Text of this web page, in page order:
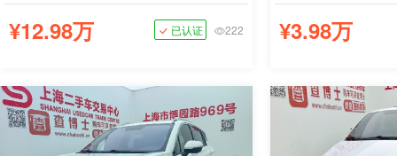
¥12.98万 已认证 222 ¥3.98万